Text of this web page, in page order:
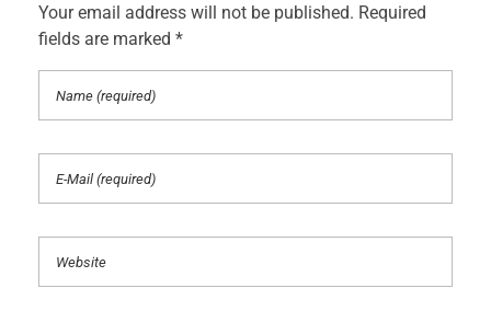
Your email address will not be published. Required
fields are marked *